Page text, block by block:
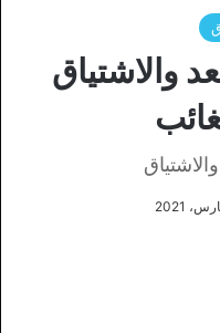
والاشتياق